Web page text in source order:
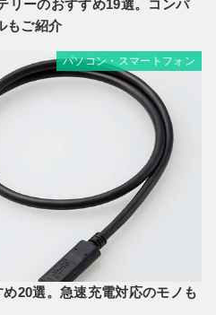
リーのおすすめ19選。コンパ
もご紹介
パソコン・スマートフォン
20選。急速充電対応のモノも